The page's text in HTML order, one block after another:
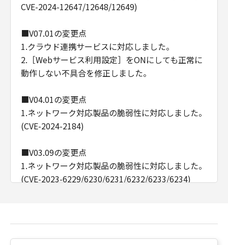
CVE-2024-12647/12648/12649)
■V07.01の変更点
1.クラウド連携サービスに対応しました。
2.［Webサービス利用設定］をONにしても正常に
動作しない不具合を修正しました。
■V04.01の変更点
1.ネットワーク対応製品の脆弱性に対応しました。
(CVE-2024-2184)
■V03.09の変更点
1.ネットワーク対応製品の脆弱性に対応しました。
(CVE-2023-6229/6230/6231/6232/6233/6234)